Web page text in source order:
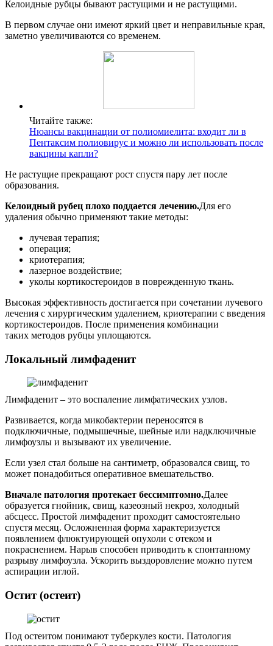
Келоидные рубцы бывают растущими и не растущими.
В первом случае они имеют яркий цвет и неправильные края,
заметно увеличиваются со временем.
Читайте также:
Нюансы вакцинации от полиомиелита: входит ли в
Пентаксим полиовирус и можно ли использовать после
вакцины капли?
Не растущие прекращают рост спустя пару лет после
образования.
Келоидный рубец плохо поддается лечению.Для его
удаления обычно применяют такие методы:
лучевая терапия;
операция;
криотерапия;
лазерное воздействие;
уколы кортикостероидов в поврежденную ткань.
Высокая эффективность достигается при сочетании лучевого
лечения с хирургическим удалением, криотерапии с введения
кортикостероидов. После применения комбинации
таких методов рубцы уплощаются.
Локальный лимфаденит
Лимфаденит – это воспаление лимфатических узлов.
Развивается, когда микобактерии переносятся в
подключичные, подмышечные, шейные или надключичные
лимфоузлы и вызывают их увеличение.
Если узел стал больше на сантиметр, образовался свищ, то
может понадобиться оперативное вмешательство.
Вначале патология протекает бессимптомно.Далее
образуется гнойник, свищ, казеозный некроз, холодный
абсцесс. Простой лимфаденит проходит самостоятельно
спустя месяц. Осложненная форма характеризуется
появлением флюктуирующей опухоли с отеком и
покраснением. Нарыв способен приводить к спонтанному
разрыву лимфоузла. Ускорить выздоровление можно путем
аспирации иглой.
Остит (остеит)
Под остеитом понимают туберкулез кости. Патология